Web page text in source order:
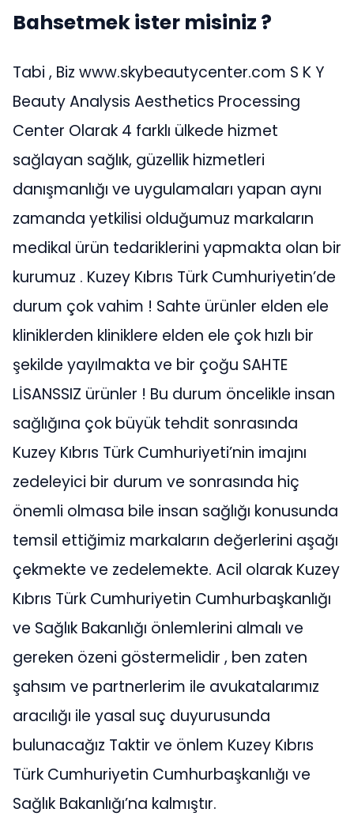
Bahsetmek ister misiniz ?
Tabi , Biz www.skybeautycenter.com S K Y
Beauty Analysis Aesthetics Processing
Center Olarak 4 farklı ülkede hizmet
sağlayan sağlık, güzellik hizmetleri
danışmanlığı ve uygulamaları yapan aynı
zamanda yetkilisi olduğumuz markaların
medikal ürün tedariklerini yapmakta olan bir
kurumuz . Kuzey Kıbrıs Türk Cumhuriyetin’de
durum çok vahim ! Sahte ürünler elden ele
kliniklerden kliniklere elden ele çok hızlı bir
şekilde yayılmakta ve bir çoğu SAHTE
LİSANSSIZ ürünler ! Bu durum öncelikle insan
sağlığına çok büyük tehdit sonrasında
Kuzey Kıbrıs Türk Cumhuriyeti’nin imajını
zedeleyici bir durum ve sonrasında hiç
önemli olmasa bile insan sağlığı konusunda
temsil ettiğimiz markaların değerlerini aşağı
çekmekte ve zedelemekte. Acil olarak Kuzey
Kıbrıs Türk Cumhuriyetin Cumhurbaşkanlığı
ve Sağlık Bakanlığı önlemlerini almalı ve
gereken özeni göstermelidir , ben zaten
şahsım ve partnerlerim ile avukatalarımız
aracılığı ile yasal suç duyurusunda
bulunacağız Taktir ve önlem Kuzey Kıbrıs
Türk Cumhuriyetin Cumhurbaşkanlığı ve
Sağlık Bakanlığı’na kalmıştır.